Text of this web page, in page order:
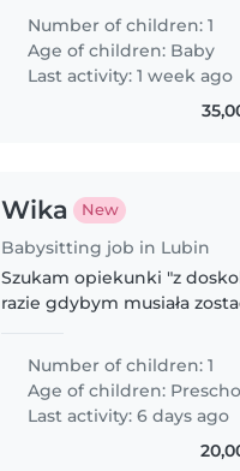
widziana umiejętność
i pomoc w codziennych
obowiązkach. Chętnie
porozmawiamy o Twoim
Number of children: 1
Age of children: Baby
Last activity: 1 week ago
Wika New
Babysitting job in Lubin
Szukam opiekunki "z
razie gdybym musiała
być w domu np. Chory
Number of children: 1
Age of children:
Last activity: 6 days ago